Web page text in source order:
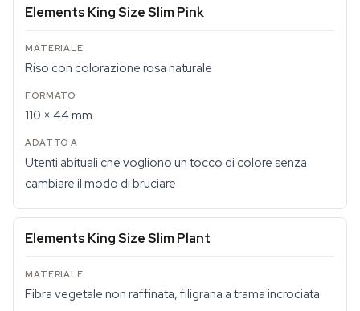
Elements King Size Slim Pink
Riso con colorazione rosa naturale
110 × 44 mm
Utenti abituali che vogliono un tocco di colore senza
cambiare il modo di bruciare
Elements King Size Slim Plant
Fibra vegetale non raffinata, filigrana a trama incrociata